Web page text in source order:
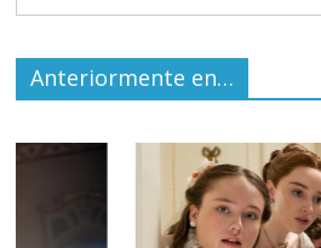
Anteriormente en…